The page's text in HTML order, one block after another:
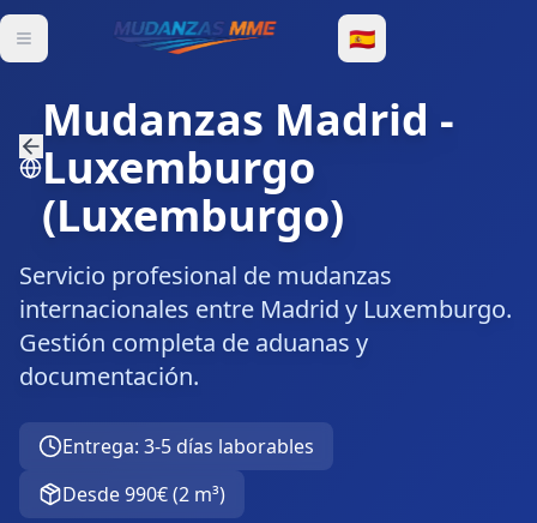
🇪🇸
Mudanzas Madrid -
Luxemburgo
(Luxemburgo)
Servicio profesional de mudanzas
internacionales entre Madrid y Luxemburgo.
Gestión completa de aduanas y
documentación.
Entrega: 3-5 días laborables
Desde990€(2 m³)